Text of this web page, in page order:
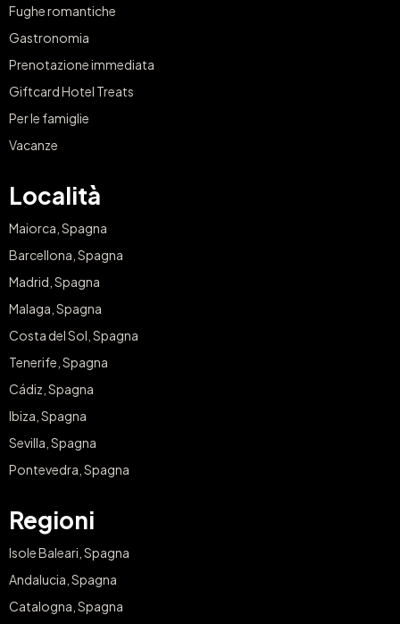
Fughe romantiche
Gastronomia
Prenotazione immediata
Giftcard Hotel Treats
Per le famiglie
Vacanze
Località
Maiorca, Spagna
Barcellona, Spagna
Madrid, Spagna
Malaga, Spagna
Costa del Sol, Spagna
Tenerife, Spagna
Cádiz, Spagna
Ibiza, Spagna
Sevilla, Spagna
Pontevedra, Spagna
Regioni
Isole Baleari, Spagna
Andalucia, Spagna
Catalogna, Spagna